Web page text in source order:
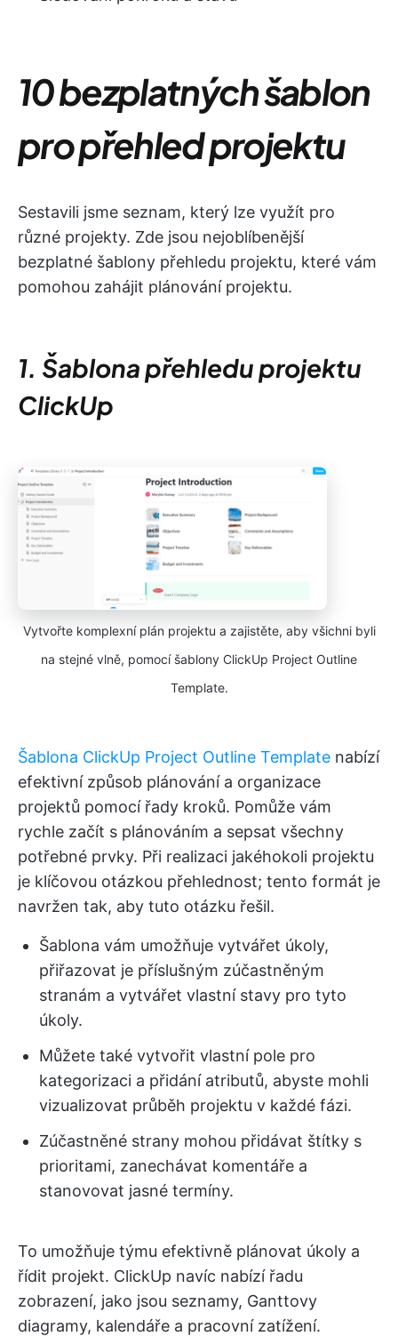
10 bezplatných šablon
pro přehled projektu
Sestavili jsme seznam, který lze využít pro
různé projekty. Zde jsou nejoblíbenější
bezplatné šablony přehledu projektu, které vám
pomohou zahájit plánování projektu.
1. Šablona přehledu projektu
ClickUp
Vytvořte komplexní plán projektu a zajistěte, aby všichni byli
na stejné vlně, pomocí šablony ClickUp Project Outline
Template.
Šablona ClickUp Project Outline Template nabízí
efektivní způsob plánování a organizace
projektů pomocí řady kroků. Pomůže vám
rychle začít s plánováním a sepsat všechny
potřebné prvky. Při realizaci jakéhokoli projektu
je klíčovou otázkou přehlednost; tento formát je
navržen tak, aby tuto otázku řešil.
Šablona vám umožňuje vytvářet úkoly,
přiřazovat je příslušným zúčastněným
stranám a vytvářet vlastní stavy pro tyto
úkoly.
Můžete také vytvořit vlastní pole pro
kategorizaci a přidání atributů, abyste mohli
vizualizovat průběh projektu v každé fázi.
Zúčastněné strany mohou přidávat štítky s
prioritami, zanechávat komentáře a
stanovovat jasné termíny.
To umožňuje týmu efektivně plánovat úkoly a
řídit projekt. ClickUp navíc nabízí řadu
zobrazení, jako jsou seznamy, Ganttovy
diagramy, kalendáře a pracovní zatížení.